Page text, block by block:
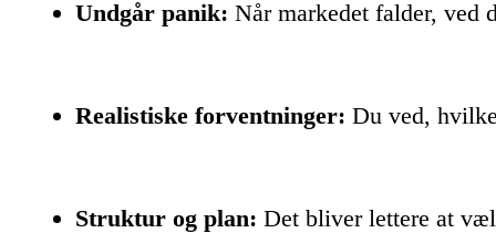
Undgår panik: Når markedet falder, ved
Realistiske forventninger: Du ved,
Struktur og plan: Det bliver lettere at